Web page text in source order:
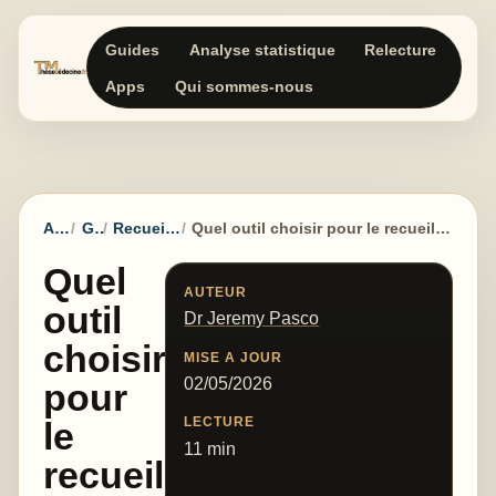
Guides Analyse statistique Relecture
Apps Qui sommes-nous
Accueil Guides Recueil de données Quel outil choisir pour le recueil de données d’une thèse de médecine ?
Quel
outil
choisir
pour
le
recueil
AUTEUR
Dr Jeremy Pasco
MISE A JOUR
02/05/2026
LECTURE
11 min